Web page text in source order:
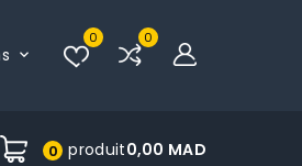
0
0

0 produit0,00 MAD